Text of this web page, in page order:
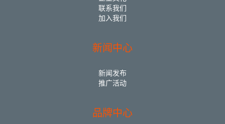
联系我们
加入我们
新闻中心
新闻发布
推广活动
品牌中心